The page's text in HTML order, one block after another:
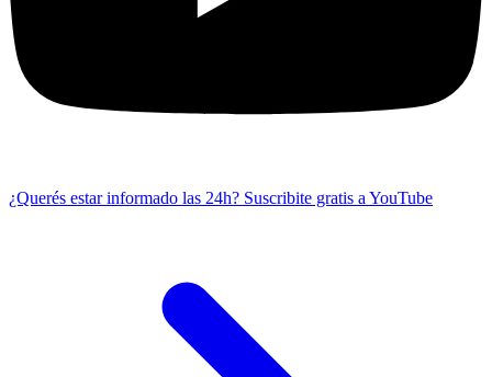
¿Querés estar informado las 24h? Suscribite gratis a YouTube